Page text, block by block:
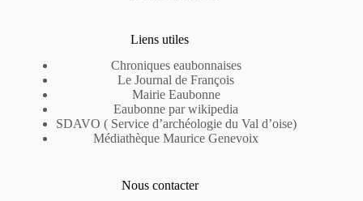
Liens utiles
Chroniques eaubonnaises
Le Journal de François
Mairie Eaubonne
Eaubonne par wikipedia
SDAVO ( Service d’archéologie du Val d’oise)
Médiathèque Maurice Genevoix
Nous contacter